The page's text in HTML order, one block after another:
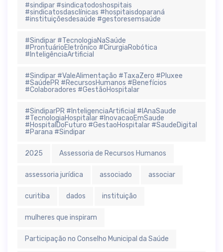
#sindipar #sindicatodoshospitais
#sindicatosdasclínicas #hospitaisdoparaná
#instituiçõesdesaúde #gestoresemsaúde
#Sindipar #TecnologiaNaSaúde
#ProntuárioEletrônico #CirurgiaRobótica
#InteligênciaArtificial
#Sindipar #ValeAlimentação #TaxaZero #Pluxee
#SaúdePR #RecursosHumanos #Benefícios
#Colaboradores #GestãoHospitalar
#SindiparPR #InteligenciaArtificial #IAnaSaude
#TecnologiaHospitalar #InovacaoEmSaude
#HospitalDoFuturo #GestaoHospitalar #SaudeDigital
#Parana #Sindipar
2025 Assessoria de Recursos Humanos
assessoria jurídica associado associar
curitiba dados instituição
mulheres que inspiram
Participação no Conselho Municipal da Saúde